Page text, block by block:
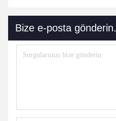
Bize e-posta gönderin.